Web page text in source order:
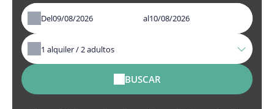
Del al
1 alquiler /2adultos
BUSCAR